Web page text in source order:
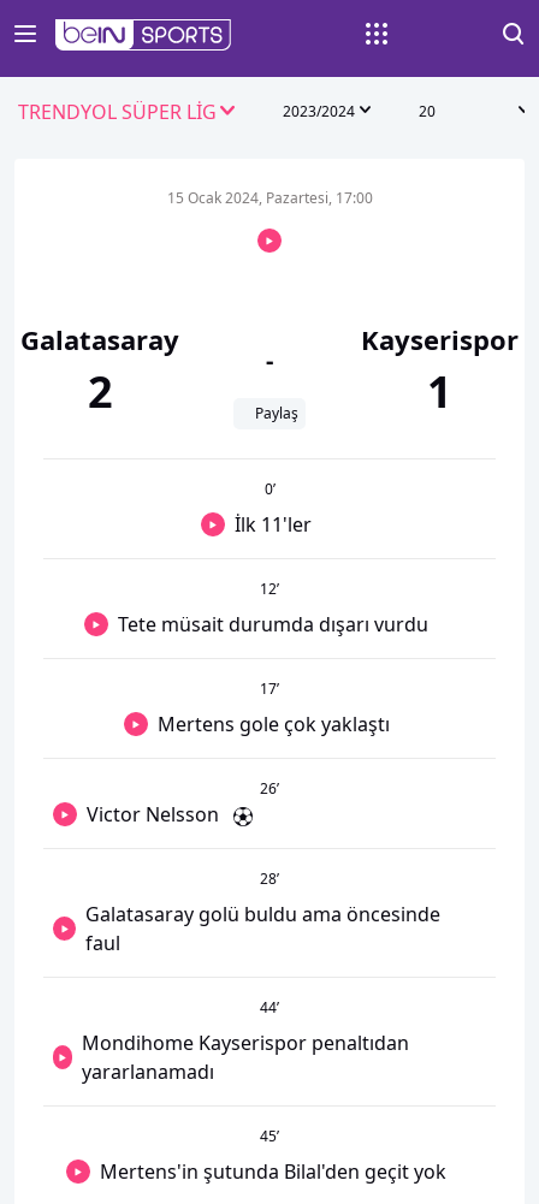
TRENDYOL SÜPER LİG 2023/2024 20
Galatasaray
2
15 Ocak 2024, Pazartesi, 17:00
-
Paylaş
Kayserispor
1
0’
İlk 11'ler
12’
Tete müsait durumda dışarı vurdu
17’
Mertens gole çok yaklaştı
26’
Victor Nelsson
28’
Galatasaray golü buldu ama öncesinde
faul
44’
Mondihome Kayserispor penaltıdan
yararlanamadı
45’
Mertens'in şutunda Bilal'den geçit yok